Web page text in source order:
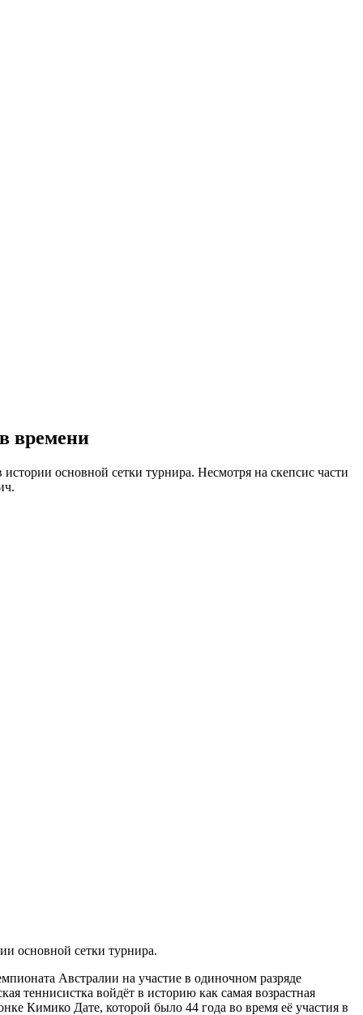
времени
основной сетки турнира. Несмотря на скепсис части
основной сетки турнира.
Австралии на участие в одиночном разряде
теннисистка войдёт в историю как самая возрастная
Кимико Дате, которой было 44 года во время её участия в